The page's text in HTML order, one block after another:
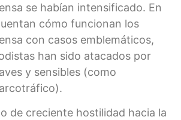
se habían intensificado. En
cómo funcionan los
con casos emblemáticos,
han sido atacados por
y sensibles (como
de creciente hostilidad hacia la